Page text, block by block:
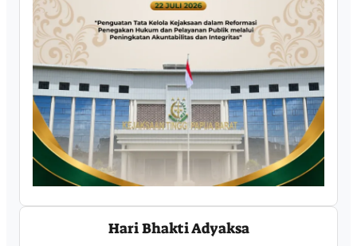
Hari Bhakti Adyaksa